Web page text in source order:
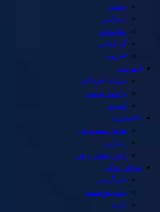
ویندوز
لینوکس
مکینتاش
آی اواس
اندروید
اینترنت
شبکه اجتماعی
برنامه نویسی
امنیت
تکنولوژی
هوش مصنوعی
رمزارز
خودروهای برقی
سبک زندگی
سرگرمی
خانه هوشمند
بازی